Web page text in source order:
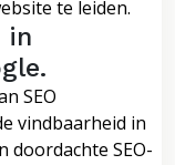
te leiden.
in
SEO
vindbaarheid in
doordachte SEO-